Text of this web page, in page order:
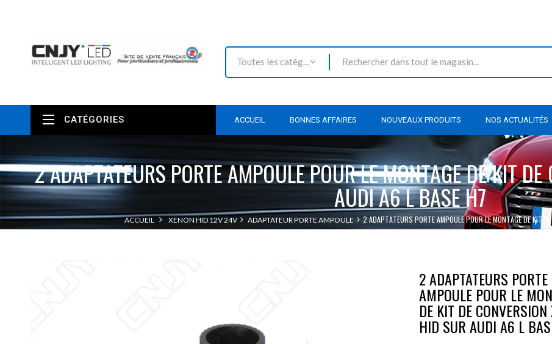
Toutes les catégories
ACCUEIL BONNES AFFAIRES NOUVEAUX PRODUITS NOS ACTUALITÉS
CATÉGORIES
2 ADAPTATEURS PORTE AMPOULE POUR LE MONTAGE DE KIT
AUDI A6 L BASE H7
ACCUEIL XENON HID 12V 24V ADAPTATEUR PORTE AMPOULE 2 ADAPTATEURS PORTE AMPOULE POUR LE MONTAGE DE KIT
2 ADAPTATEURS PORTE
AMPOULE POUR LE
DE KIT DE CONVERSION
HID SUR AUDI A6 L